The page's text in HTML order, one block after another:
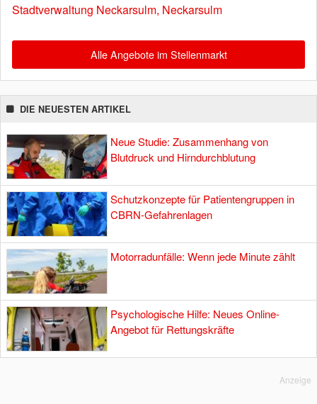
Stadtverwaltung Neckarsulm, Neckarsulm
Alle Angebote im Stellenmarkt
DIE NEUESTEN ARTIKEL
Neue Studie: Zusammenhang von
Blutdruck und Hirndurchblutung
Schutzkonzepte für Patientengruppen in
CBRN-Gefahrenlagen
Motorradunfälle: Wenn jede Minute zählt
Psychologische Hilfe: Neues Online-
Angebot für Rettungskräfte
Anzeige